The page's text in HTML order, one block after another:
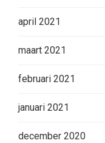
april 2021
maart 2021
februari 2021
januari 2021
december 2020